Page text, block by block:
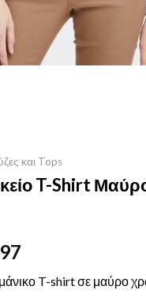
και Tops
T-Shirt
τιμήT-shirt σε μαύρο